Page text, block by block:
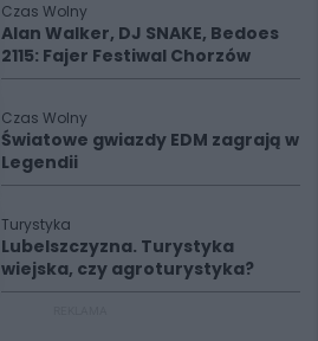
Czas Wolny
Alan Walker, DJ SNAKE, Bedoes
2115: Fajer Festiwal Chorzów
Czas Wolny
Światowe gwiazdy EDM zagrają w
Legendii
Turystyka
Lubelszczyzna. Turystyka
wiejska, czy agroturystyka?